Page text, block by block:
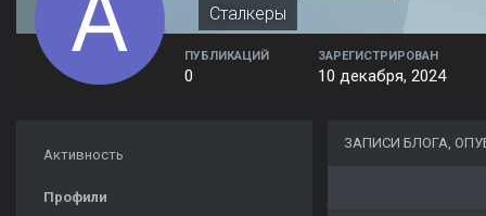
Сталкеры
ПУБЛИКАЦИЙ
0
ЗАРЕГИСТРИРОВАН
10 декабря, 2024
Активность
Профили
ЗАПИСИ БЛОГА,